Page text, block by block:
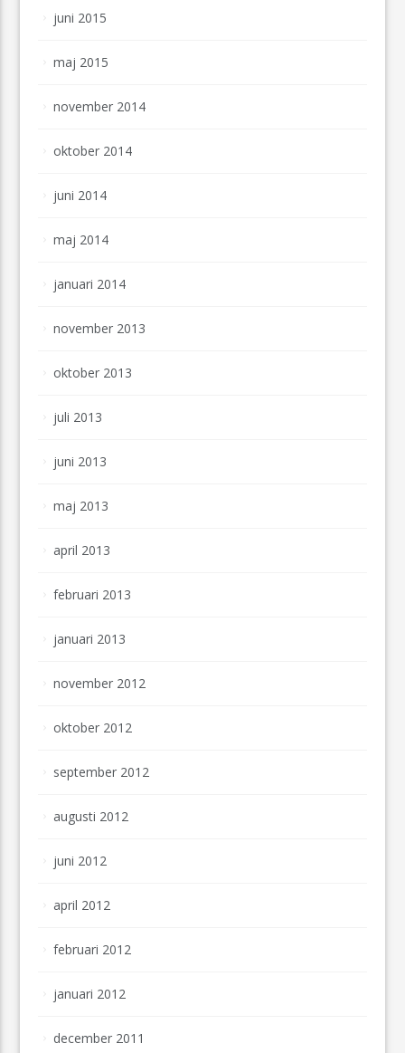
juni 2015
maj 2015
november 2014
oktober 2014
juni 2014
maj 2014
januari 2014
november 2013
oktober 2013
juli 2013
juni 2013
maj 2013
april 2013
februari 2013
januari 2013
november 2012
oktober 2012
september 2012
augusti 2012
juni 2012
april 2012
februari 2012
januari 2012
december 2011